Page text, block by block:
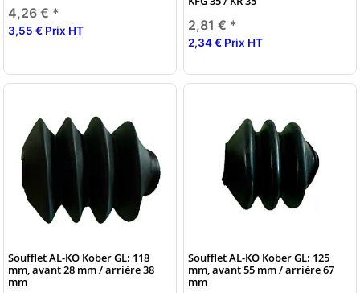
4,26 € *
3,55 € Prix HT 2,81 € *
2,34 € Prix HT
Soufflet AL-KO Kober GL: 118
mm, avant 28 mm / arrière 38
mm
Soufflet AL-KO Kober GL: 125
mm, avant 55 mm / arrière 67
mm